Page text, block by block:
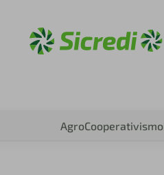
AgroCooperativismo